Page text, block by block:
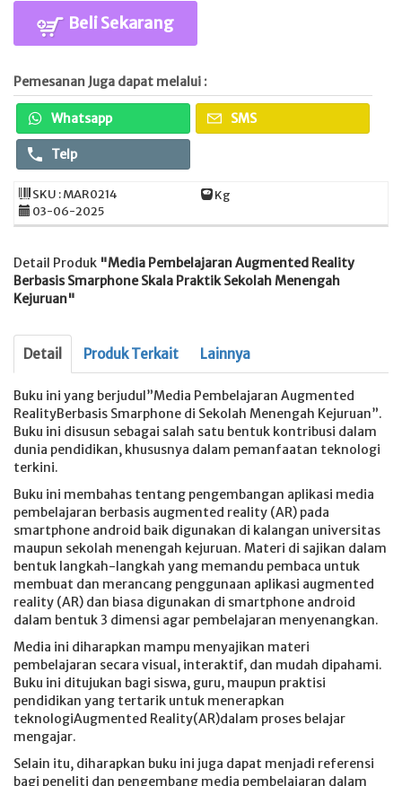
Beli Sekarang
Pemesanan Juga dapat melalui :
Whatsapp SMS
Telp
SKU : MAR0214
Kg
03-06-2025
Detail Produk "Media Pembelajaran Augmented Reality
Berbasis Smarphone Skala Praktik Sekolah Menengah
Kejuruan"
Detail Produk Terkait Lainnya
Buku ini yang berjudul”Media Pembelajaran Augmented
RealityBerbasis Smarphone di Sekolah Menengah Kejuruan”.
Buku ini disusun sebagai salah satu bentuk kontribusi dalam
dunia pendidikan, khususnya dalam pemanfaatan teknologi
terkini.
Buku ini membahas tentang pengembangan aplikasi media
pembelajaran berbasis augmented reality (AR) pada
smartphone android baik digunakan di kalangan universitas
maupun sekolah menengah kejuruan. Materi di sajikan dalam
bentuk langkah-langkah yang memandu pembaca untuk
membuat dan merancang penggunaan aplikasi augmented
reality (AR) dan biasa digunakan di smartphone android
dalam bentuk 3 dimensi agar pembelajaran menyenangkan.
Media ini diharapkan mampu menyajikan materi
pembelajaran secara visual, interaktif, dan mudah dipahami.
Buku ini ditujukan bagi siswa, guru, maupun praktisi
pendidikan yang tertarik untuk menerapkan
teknologiAugmented Reality(AR)dalam proses belajar
mengajar.
Selain itu, diharapkan buku ini juga dapat menjadi referensi
bagi peneliti dan pengembang media pembelajaran dalam